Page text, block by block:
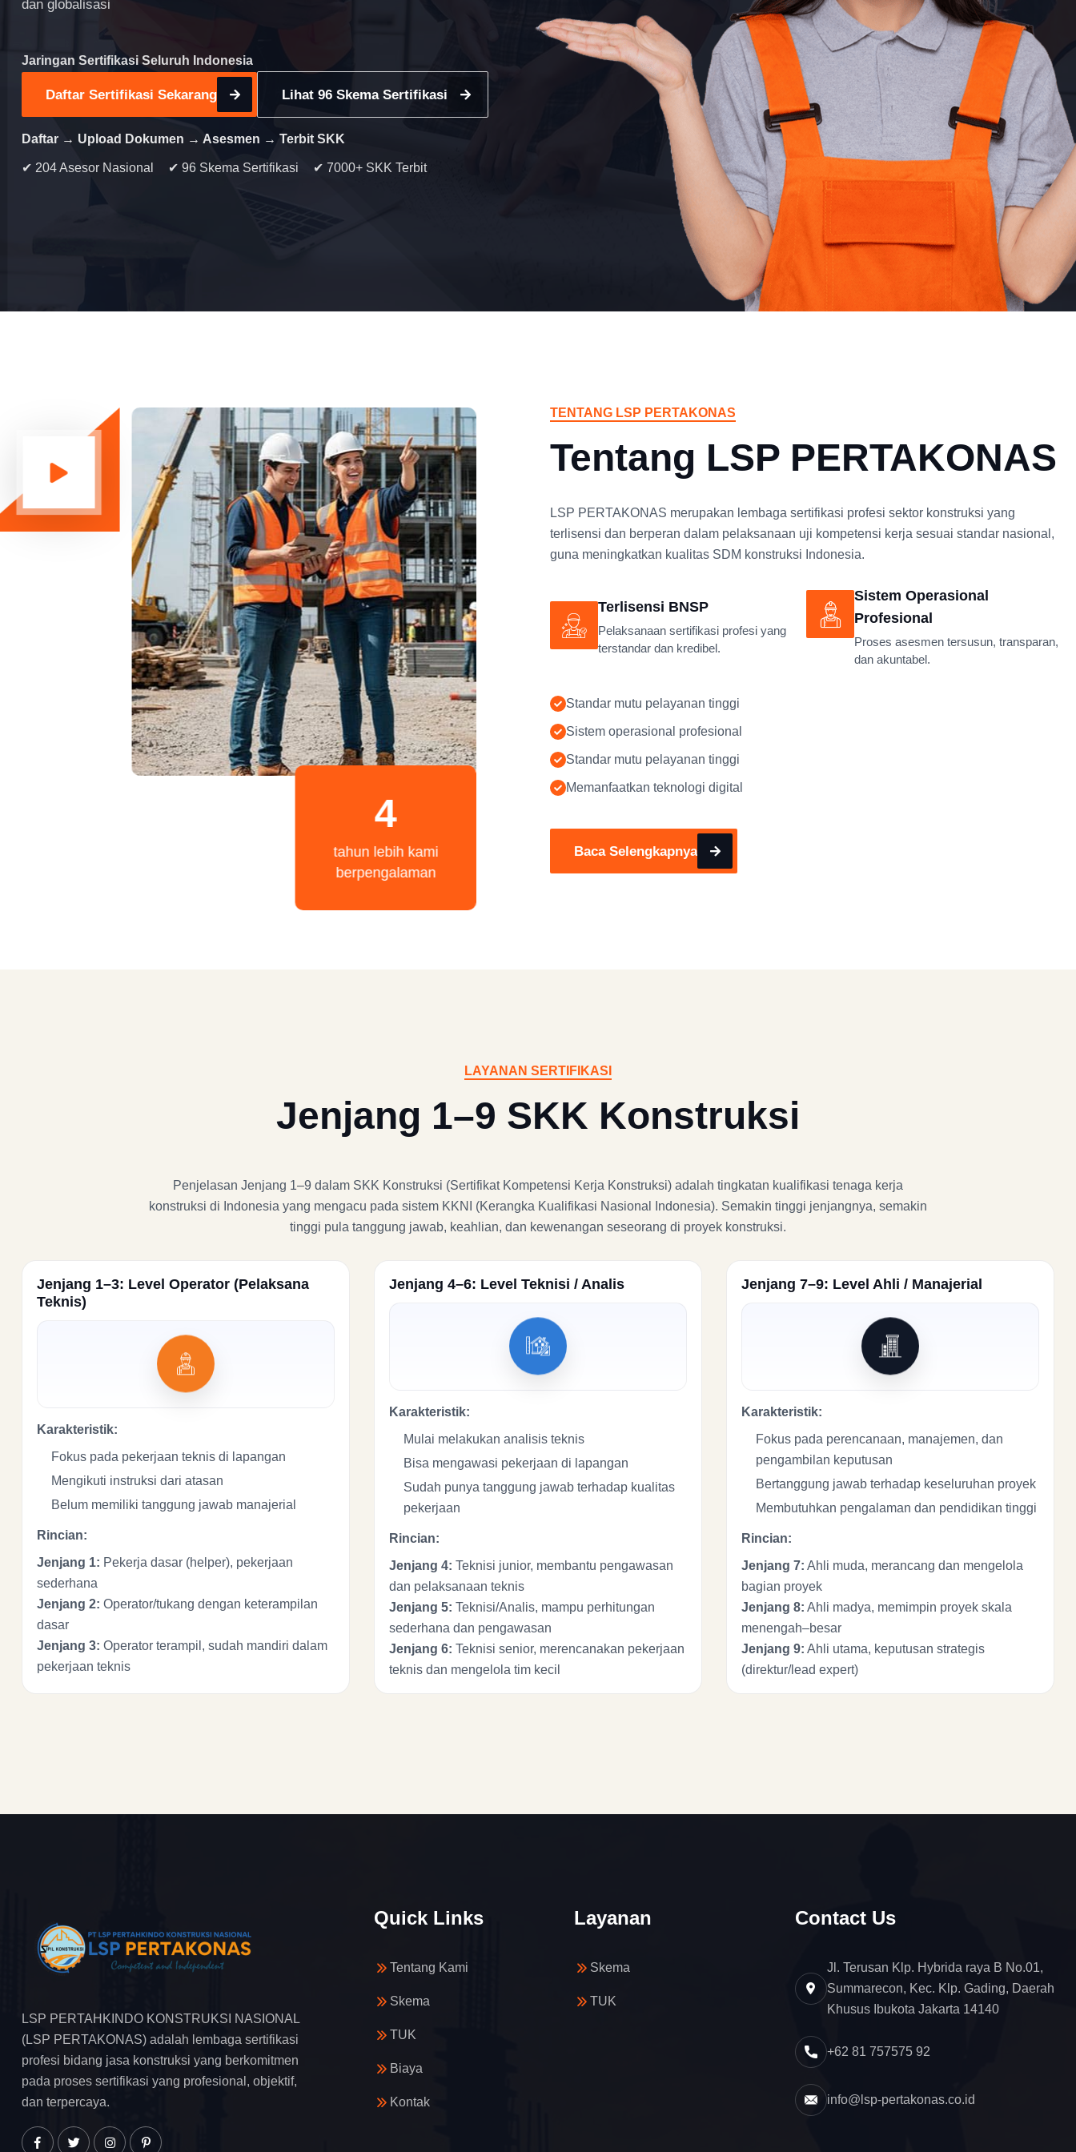
dan globalisasi
Jaringan Sertifikasi Seluruh Indonesia
Daftar Sertifikasi Sekarang Lihat 96 Skema Sertifikasi
Daftar → Upload Dokumen → Asesmen → Terbit SKK
✔ 204 Asesor Nasional ✔ 96 Skema Sertifikasi ✔ 7000+ SKK Terbit
4
tahun lebih kami
berpengalaman
TENTANG LSP PERTAKONAS
Tentang LSP PERTAKONAS
LSP PERTAKONAS merupakan lembaga sertifikasi profesi sektor konstruksi yang
terlisensi dan berperan dalam pelaksanaan uji kompetensi kerja sesuai standar nasional,
guna meningkatkan kualitas SDM konstruksi Indonesia.
Terlisensi BNSP
Pelaksanaan sertifikasi profesi yang
terstandar dan kredibel.
Sistem Operasional
Profesional
Proses asesmen tersusun, transparan,
dan akuntabel.
Standar mutu pelayanan tinggi
Sistem operasional profesional
Standar mutu pelayanan tinggi
Memanfaatkan teknologi digital
Baca Selengkapnya
LAYANAN SERTIFIKASI
Jenjang 1–9 SKK Konstruksi
Penjelasan Jenjang 1–9 dalam SKK Konstruksi (Sertifikat Kompetensi Kerja Konstruksi) adalah tingkatan kualifikasi tenaga kerja
konstruksi di Indonesia yang mengacu pada sistem KKNI (Kerangka Kualifikasi Nasional Indonesia). Semakin tinggi jenjangnya, semakin
tinggi pula tanggung jawab, keahlian, dan kewenangan seseorang di proyek konstruksi.
Jenjang 1–3: Level Operator (Pelaksana
Teknis)
Karakteristik:
Fokus pada pekerjaan teknis di lapangan
Mengikuti instruksi dari atasan
Belum memiliki tanggung jawab manajerial
Rincian:
Jenjang 1: Pekerja dasar (helper), pekerjaan
sederhana
Jenjang 2: Operator/tukang dengan keterampilan
dasar
Jenjang 3: Operator terampil, sudah mandiri dalam
pekerjaan teknis
Jenjang 4–6: Level Teknisi / Analis
Karakteristik:
Mulai melakukan analisis teknis
Bisa mengawasi pekerjaan di lapangan
Sudah punya tanggung jawab terhadap kualitas
pekerjaan
Rincian:
Jenjang 4: Teknisi junior, membantu pengawasan
dan pelaksanaan teknis
Jenjang 5: Teknisi/Analis, mampu perhitungan
sederhana dan pengawasan
Jenjang 6: Teknisi senior, merencanakan pekerjaan
teknis dan mengelola tim kecil
Jenjang 7–9: Level Ahli / Manajerial
Karakteristik:
Fokus pada perencanaan, manajemen, dan
pengambilan keputusan
Bertanggung jawab terhadap keseluruhan proyek
Membutuhkan pengalaman dan pendidikan tinggi
Rincian:
Jenjang 7: Ahli muda, merancang dan mengelola
bagian proyek
Jenjang 8: Ahli madya, memimpin proyek skala
menengah–besar
Jenjang 9: Ahli utama, keputusan strategis
(direktur/lead expert)
LSP PERTAHKINDO KONSTRUKSI NASIONAL
(LSP PERTAKONAS) adalah lembaga sertifikasi
profesi bidang jasa konstruksi yang berkomitmen
pada proses sertifikasi yang profesional, objektif,
dan terpercaya.
Quick Links
Tentang Kami
Skema
TUK
Biaya
Kontak
Layanan
Skema
TUK
Contact Us
Jl. Terusan Klp. Hybrida raya B No.01,
Summarecon, Kec. Klp. Gading, Daerah
Khusus Ibukota Jakarta 14140
+62 81 757575 92
info@lsp-pertakonas.co.id